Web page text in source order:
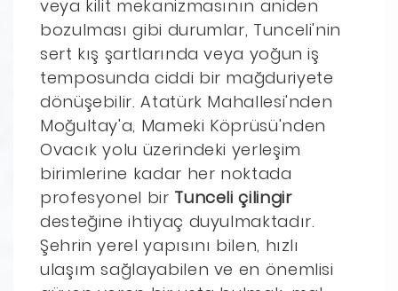
veya kilit mekanizmasının aniden
bozulması gibi durumlar, Tunceli'nin
sert kış şartlarında veya yoğun iş
temposunda ciddi bir mağduriyete
dönüşebilir. Atatürk Mahallesi'nden
Moğultay'a, Mameki Köprüsü'nden
Ovacık yolu üzerindeki yerleşim
birimlerine kadar her noktada
profesyonel bir Tunceli çilingir
desteğine ihtiyaç duyulmaktadır.
Şehrin yerel yapısını bilen, hızlı
ulaşım sağlayabilen ve en önemlisi